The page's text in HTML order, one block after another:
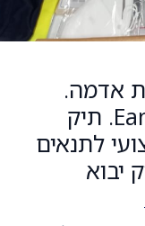
אדמה.
Earthquake Emergency Kit. תיק
לתנאים
יבוא